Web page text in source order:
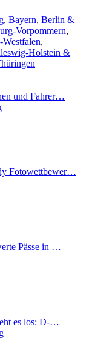
, Bayern, Berlin &
Vorpommern,
,
Holstein &
und Fahrer…
Fotowettbewer…
Pässe in …
es los: D-…